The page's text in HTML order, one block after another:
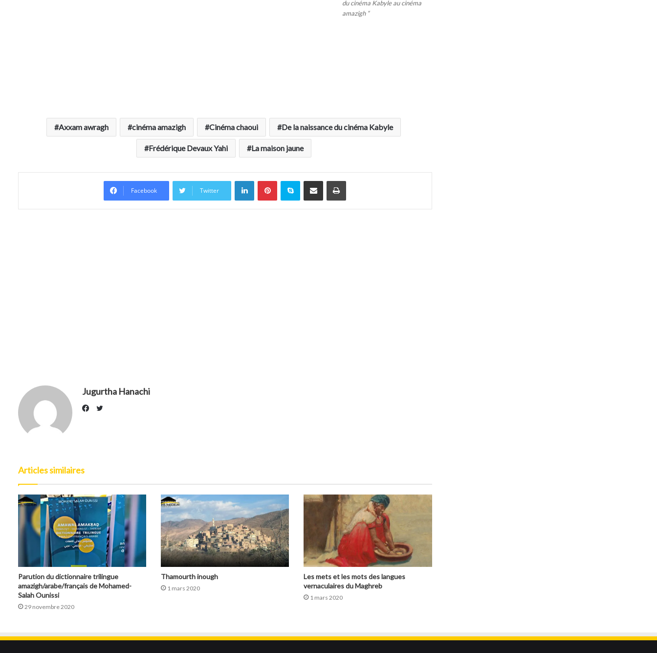
du cinéma Kabyle au cinéma
amazigh “
Axxam awragh cinéma amazigh Cinéma chaoui De la naissance du cinéma Kabyle
Frédérique Devaux Yahi La maison jaune
Facebook Twitter
LinkedinPinterestSkype Partager par email Imprimer
Jugurtha Hanachi
Articles similaires
Parution du dictionnaire trilingue
amazigh/arabe/français de Mohamed-
Salah Ounissi
29 novembre 2020
Thamourth inough
1 mars 2020
Les mets et les mots des langues
vernaculaires du Maghreb
1 mars 2020